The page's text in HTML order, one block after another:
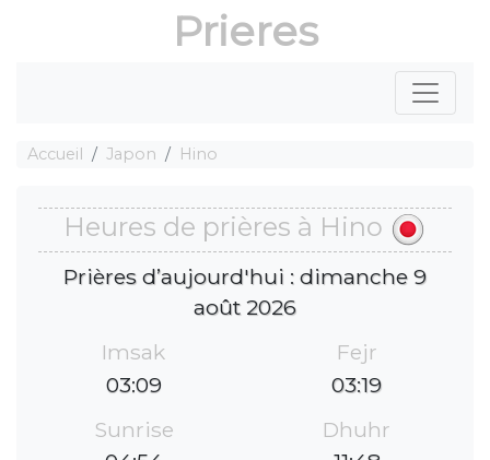
Prieres
Accueil Japon Hino
Heures de prières à Hino
Prières d’aujourd'hui : dimanche 9
août 2026
Imsak
03:09
Fejr
03:19
Sunrise
Dhuhr